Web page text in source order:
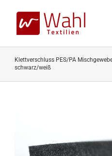
content
Klettverschluss PES/PA
schwarz/weiß